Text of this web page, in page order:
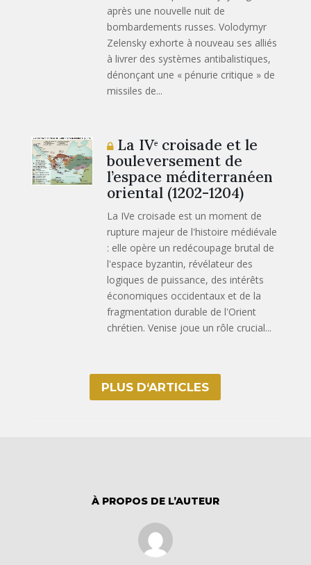
après une nouvelle nuit de
bombardements russes. Volodymyr
Zelensky exhorte à nouveau ses alliés
à livrer des systèmes antibalistiques,
dénonçant une « pénurie critique » de
missiles de...
La IVᵉ croisade et le
bouleversement de
l’espace méditerranéen
oriental (1202-1204)
La IVe croisade est un moment de
rupture majeur de l'histoire médiévale
: elle opère un redécoupage brutal de
l'espace byzantin, révélateur des
logiques de puissance, des intérêts
économiques occidentaux et de la
fragmentation durable de l'Orient
chrétien. Venise joue un rôle crucial...
PLUS D‘ARTICLES
À PROPOS DE L’AUTEUR